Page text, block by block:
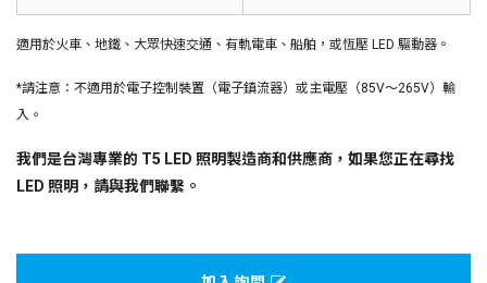
適用於火車、地鐵、大眾快速交通、有軌電車、船舶，或恆壓 LED 驅動器。
*請注意：不適用於電子控制裝置（電子鎮流器）或主電壓（85V〜265V）輸
入。
我們是台灣專業的 T5 LED 照明製造商和供應商，如果您正在尋找
LED 照明，請與我們聯繫。